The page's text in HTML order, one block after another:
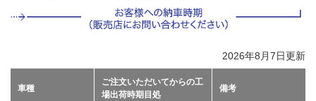
2026年8月7日更新
車種
ご注文いただいてからの工
場出荷時期目処
備考